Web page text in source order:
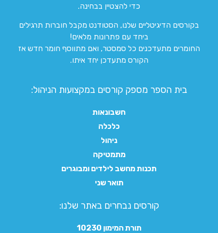
כדי להצטיין בבחינה.
בקורסים הדיגיטליים שלנו, הסטודנט מקבל חוברות תרגילים
ביחד עם פתרונות מלאים!
החומרים מתעדכנים כל סמסטר, ואם מתווסף חומר חדש אז
הקורס מתעדכן יחד איתו.
בית הספר מספק קורסים במקצועות הניהול:
חשבונאות
כלכלה
ניהול
מתמטיקה
תכנות מחשב לילדים ומבוגרים
תואר שני
קורסים נבחרים באתר שלנו:​
תורת המימון 10230